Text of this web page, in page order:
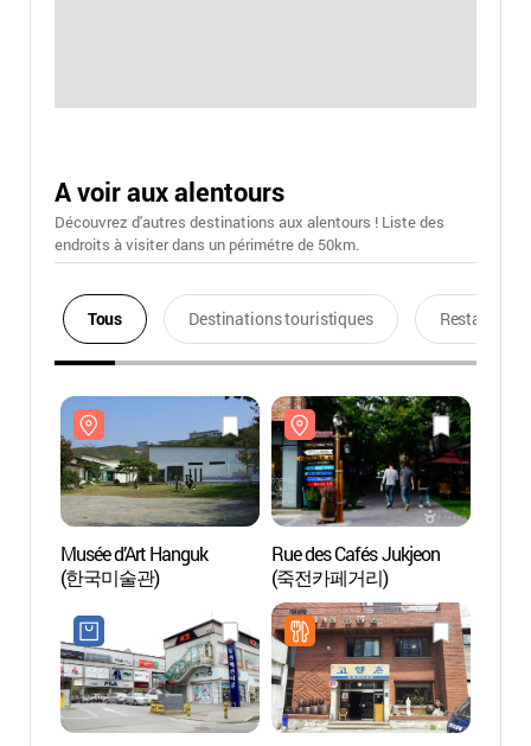
A voir aux alentours
Découvrez d'autres destinations aux alentours ! Liste des
endroits à visiter dans un périmétre de 50km.
Tous Destinations touristiques Restaurants
Musée d’Art Hanguk
(한국미술관)
Rue des Cafés Jukjeon
(죽전카페거리)